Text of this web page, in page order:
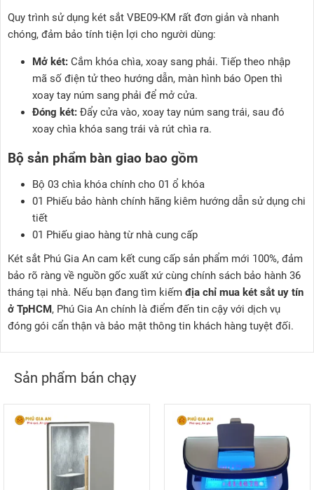
Quy trình sử dụng két sắt VBE09-KM rất đơn giản và nhanh
chóng, đảm bảo tính tiện lợi cho người dùng:
Mở két: Cắm khóa chìa, xoay sang phải. Tiếp theo nhập
mã số điện tử theo hướng dẫn, màn hình báo Open thì
xoay tay núm sang phải để mở cửa.
Đóng két: Đẩy cửa vào, xoay tay núm sang trái, sau đó
xoay chìa khóa sang trái và rút chìa ra.
Bộ sản phẩm bàn giao bao gồm
Bộ 03 chìa khóa chính cho 01 ổ khóa
01 Phiếu bảo hành chính hãng kiêm hướng dẫn sử dụng chi
tiết
01 Phiếu giao hàng từ nhà cung cấp
Két sắt Phú Gia An cam kết cung cấp sản phẩm mới 100%, đảm
bảo rõ ràng về nguồn gốc xuất xứ cùng chính sách bảo hành 36
tháng tại nhà. Nếu bạn đang tìm kiếm địa chỉ mua két sắt uy tín
ở TpHCM, Phú Gia An chính là điểm đến tin cậy với dịch vụ
đóng gói cẩn thận và bảo mật thông tin khách hàng tuyệt đối.
Sản phẩm bán chạy